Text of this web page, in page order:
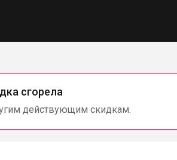
сгорела
действующим скидкам.